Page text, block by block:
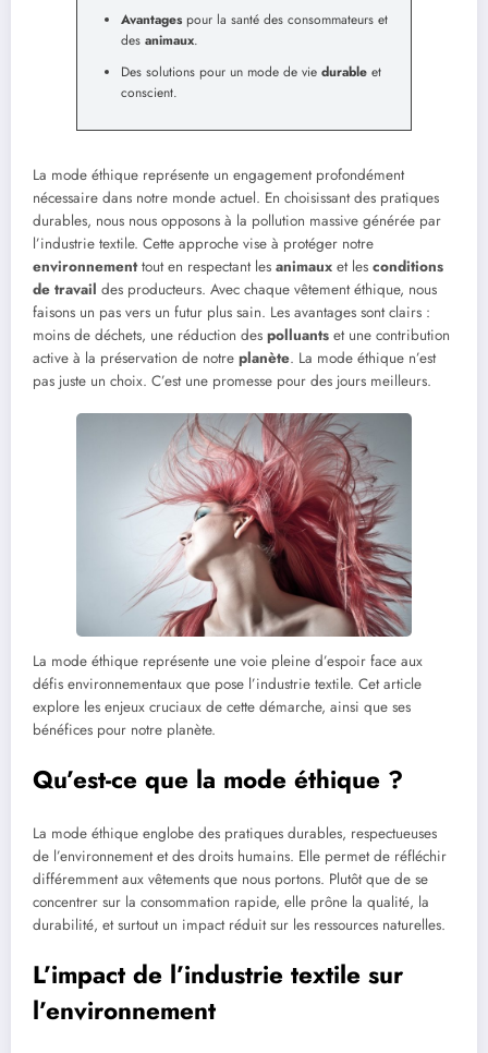
Avantagespour la santé des consommateurs et
des animaux.
Des solutions pour un mode de vie durable et
conscient.
La mode éthique représente un engagement profondément
nécessaire dans notre monde actuel. En choisissant des pratiques
durables, nous nous opposons à la pollution massive générée par
l’industrie textile. Cette approche vise à protéger notre
environnementtout en respectant les animaux et les conditions
de travail des producteurs. Avec chaque vêtement éthique, nous
faisons un pas vers un futur plus sain. Les avantages sont clairs :
moins de déchets, une réduction des polluants et une contribution
active à la préservation de notre planète. La mode éthique n’est
pas juste un choix. C’est une promesse pour des jours meilleurs.
La mode éthique représente une voie pleine d’espoir face aux
défis environnementaux que pose l’industrie textile. Cet article
explore les enjeux cruciaux de cette démarche, ainsi que ses
bénéfices pour notre planète.
Qu’est-ce que la mode éthique ?
La mode éthique englobe des pratiques durables, respectueuses
de l’environnement et des droits humains. Elle permet de réfléchir
différemment aux vêtements que nous portons. Plutôt que de se
concentrer sur la consommation rapide, elle prône la qualité, la
durabilité, et surtout un impact réduit sur les ressources naturelles.
L’impact de l’industrie textile sur
l’environnement